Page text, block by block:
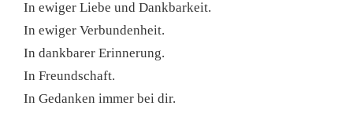
In ewiger Liebe und Dankbarkeit.
In ewiger Verbundenheit.
In dankbarer Erinnerung.
In Freundschaft.
In Gedanken immer bei dir.